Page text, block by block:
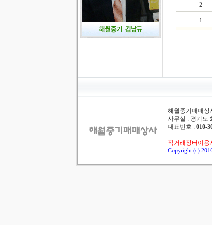
2
1
해월중기매매상
사무실 : 경기도
대표번호 : 010-
직거래장터이용
Copyright (c)